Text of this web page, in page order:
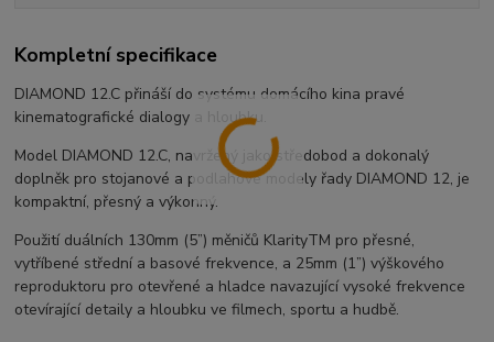
Kompletní specifikace
DIAMOND 12.C přináší do systému domácího kina pravé
kinematografické dialogy a hloubku.
Model DIAMOND 12.C, navržený jako středobod a dokonalý
doplněk pro stojanové a podlahové modely řady DIAMOND 12, je
kompaktní, přesný a výkonný.
Použití duálních 130mm (5”) měničů KlarityTM pro přesné,
vytříbené střední a basové frekvence, a 25mm (1”) výškového
reproduktoru pro otevřené a hladce navazující vysoké frekvence
otevírající detaily a hloubku ve filmech, sportu a hudbě.